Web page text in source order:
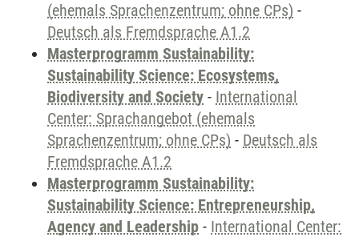
(ehemals Sprachenzentrum; ohne CPs) -
Deutsch als Fremdsprache A1.2
Masterprogramm Sustainability:
Sustainability Science: Ecosystems,
Biodiversity and Society - International
Center: Sprachangebot (ehemals
Sprachenzentrum; ohne CPs) - Deutsch als
Fremdsprache A1.2
Masterprogramm Sustainability:
Sustainability Science: Entrepreneurship,
Agency and Leadership - International Center: